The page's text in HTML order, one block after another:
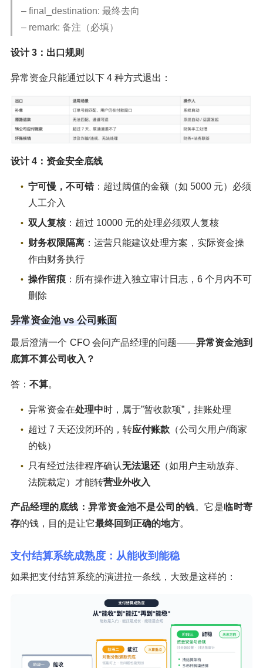
– final_destination: 最终去向
– remark: 备注（必填）
设计 3：出口规则
异常资金只能通过以下 4 种方式退出：
设计 4：资金安全底线
宁可慢，不可错 ：超过阈值的金额（如 5000 元）必须
人工介入
双人复核：超过 10000 元的处理必须双人复核
财务权限隔离 ：运营只能建议处理方案，实际资金操
作由财务执行
操作留痕 ：所有操作进入独立审计日志，6 个月内不可
删除
异常资金池 vs 公司账面
最后澄清一个 CFO 会问产品经理的问题——异常资金池到
底算不算公司收入？
答： 不算。
异常资金在处理中时，属于”暂收款项”，挂账处理
超过 7 天还没闭环的，转应付账款 （公司欠用户/商家
的钱）
只有经过法律程序确认无法退还（如用户主动放弃、
法院裁定）才能转营业外收入
产品经理的底线：异常资金池不是公司的钱。它是临时寄
存的钱，目的是让它最终回到正确的地方。
支付结算系统成熟度：从能收到能稳
如果把支付结算系统的演进拉一条线，大致是这样的：